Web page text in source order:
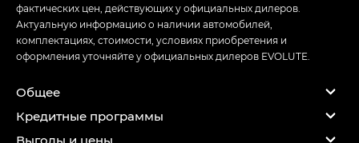
фактических цен, действующих у официальных дилеров.
Актуальную информацию о наличии автомобилей,
комплектациях, стоимости, условиях приобретения и
оформления уточняйте у официальных дилеров EVOLUTE.
Общее
Кредитные программы
Выгоды и цены